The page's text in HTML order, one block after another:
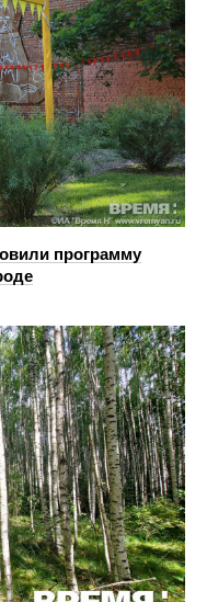
программу